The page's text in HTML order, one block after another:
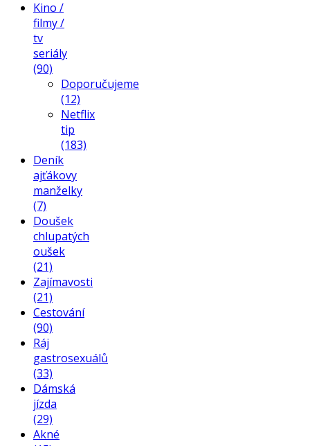
Kino /
filmy /
tv
seriály
(90)
Doporučujeme
(12)
Netflix
tip
(183)
Deník
ajťákovy
manželky
(7)
Doušek
chlupatých
oušek
(21)
Zajímavosti
(21)
Cestování
(90)
Ráj
gastrosexuálů
(33)
Dámská
jízda
(29)
Akné